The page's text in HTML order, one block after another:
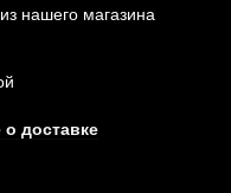
нашего магазина
доставке